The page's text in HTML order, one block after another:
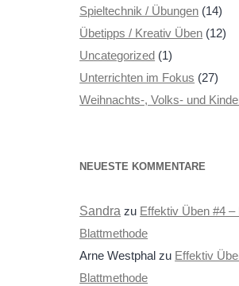
Spieltechnik / Übungen (14)
Übetipps / Kreativ Üben (12)
Uncategorized (1)
Unterrichten im Fokus (27)
Weihnachts-, Volks- und
NEUESTE KOMMENTARE
Sandra zu Effektiv Üben #4 –
Blattmethode
Arne Westphal zu Effektiv
Blattmethode